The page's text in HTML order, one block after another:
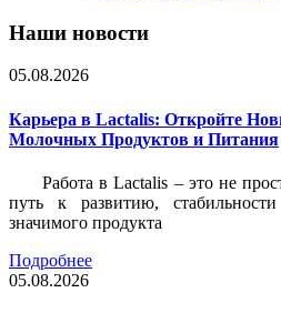
Наши новости
05.08.2026
Карьера в Lactalis: Откройте
Молочных Продуктов и Питания
Работа в Lactalis – это не
путь к развитию,
значимого продукта
Подробнее
05.08.2026